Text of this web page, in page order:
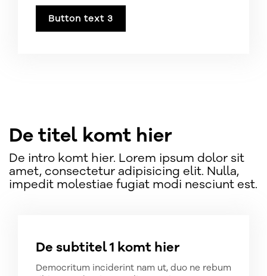
Button text 3
De titel komt hier
De intro komt hier. Lorem ipsum dolor sit
amet, consectetur adipisicing elit. Nulla,
impedit molestiae fugiat modi nesciunt est.
De subtitel 1 komt hier
Democritum inciderint nam ut, duo ne rebum